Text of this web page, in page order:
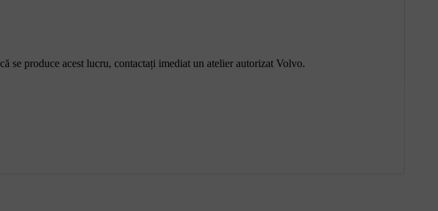
se produce acest lucru, contactați imediat un atelier autorizat Volvo.